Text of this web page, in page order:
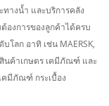
างน้ำ และบริการคลัง
องการของลูกค้าได้ครบ
โลก อาทิ เช่น MAERSK,
นค้าเกษตร เคมีภัณฑ์ และ
คมีภัณฑ์ กระเบื้อง